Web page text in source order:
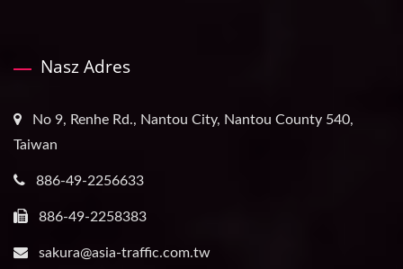
Nasz Adres
No 9, Renhe Rd., Nantou City, Nantou County 540,
Taiwan
886-49-2256633
886-49-2258383
sakura@asia-traffic.com.tw